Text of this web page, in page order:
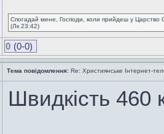
Спогадай мене, Господи, коли прийдеш у Царство
(Лк 23:42)
0 (0-0)
Тема повідомлення: Re: Християнське Інтернет-
Швидкість 460